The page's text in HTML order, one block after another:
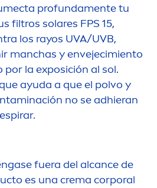
profundamente tu
filtros solares FPS 15,
los rayos UVA/UVB,
manchas y envejecimiento
la exposición al sol.
ayuda a que el polvo y
no se adhieran
fuera del alcance de
es una crema corporal